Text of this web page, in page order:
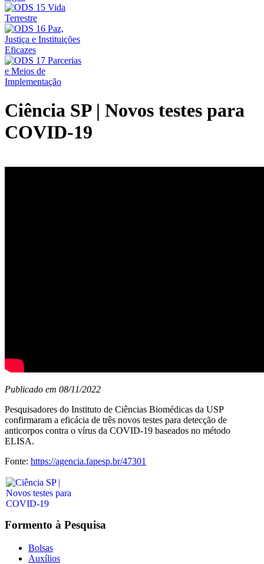
Ciência SP | Novos testes para
COVID-19
Publicado em 08/11/2022
Pesquisadores do Instituto de Ciências Biomédicas da USP
confirmaram a eficácia de três novos testes para detecção de
anticorpos contra o vírus da COVID-19 baseados no método
ELISA.
Fonte: https://agencia.fapesp.br/47301
Formento à Pesquisa
Bolsas
Auxílios